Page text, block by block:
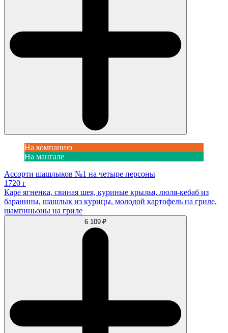
На компанию
На мангале
Ассорти шашлыков №1 на четыре персоны
1720 г
Каре ягненка, свиная шея, куриные крылья, люля-кебаб из
баранины, шашлык из курицы, молодой картофель на гриле,
шампиньоны на гриле
6 109 ₽